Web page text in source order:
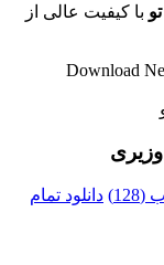
با کیفیت عالی از
Download
دانلود تمام